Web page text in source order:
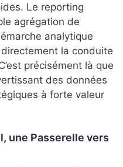
Le reporting
agrégation de
analytique
la conduite
précisément là que
des données
à forte valeur
une Passerelle vers